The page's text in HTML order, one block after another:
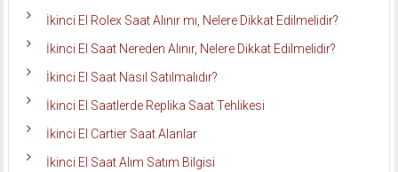
İkinci El Rolex Saat Alınır mı, Nelere Dikkat Edilmelidir?
İkinci El Saat Nereden Alınır, Nelere Dikkat Edilmelidir?
İkinci El Saat Nasıl Satılmalıdır?
İkinci El Saatlerde Replika Saat Tehlikesi
İkinci El Cartier Saat Alanlar
İkinci El Saat Alım Satım Bilgisi